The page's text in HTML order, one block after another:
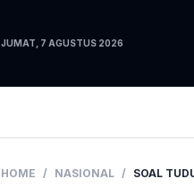
JUMAT, 7 AGUSTUS 2026
HOME / NASIONAL /